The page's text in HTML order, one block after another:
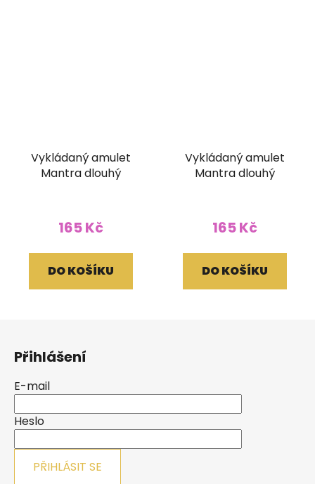
Vykládaný amulet
Mantra dlouhý
165 Kč
DO KOŠÍKU
Vykládaný amulet
Mantra dlouhý
165 Kč
DO KOŠÍKU
Přihlášení
E-mail
Heslo
PŘIHLÁSIT SE